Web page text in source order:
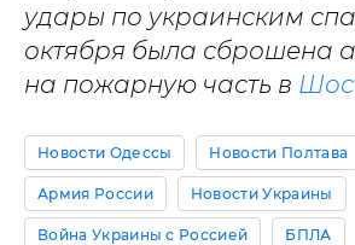
удары по украинским
октября была сброшена
на пожарную часть в
Новости Одессы Новости Полтава
Армия России Новости Украины
Война Украины с Россией БПЛА